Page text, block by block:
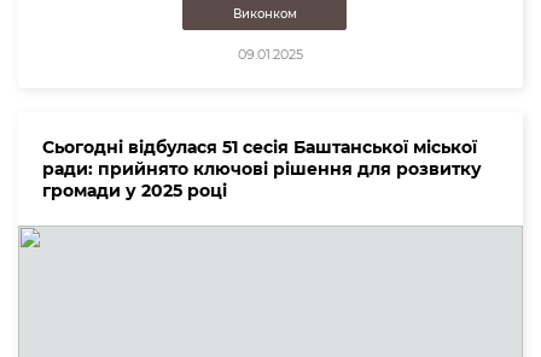
Виконком
09.01.2025
Сьогодні відбулася 51 сесія Баштанської міської
ради: прийнято ключові рішення для розвитку
громади у 2025 році